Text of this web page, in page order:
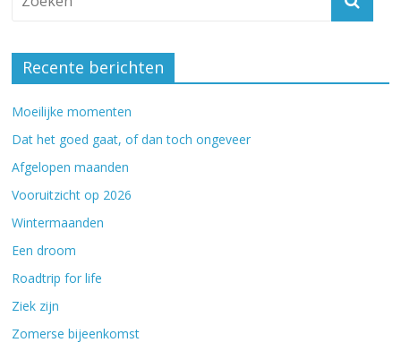
Recente berichten
Moeilijke momenten
Dat het goed gaat, of dan toch ongeveer
Afgelopen maanden
Vooruitzicht op 2026
Wintermaanden
Een droom
Roadtrip for life
Ziek zijn
Zomerse bijeenkomst